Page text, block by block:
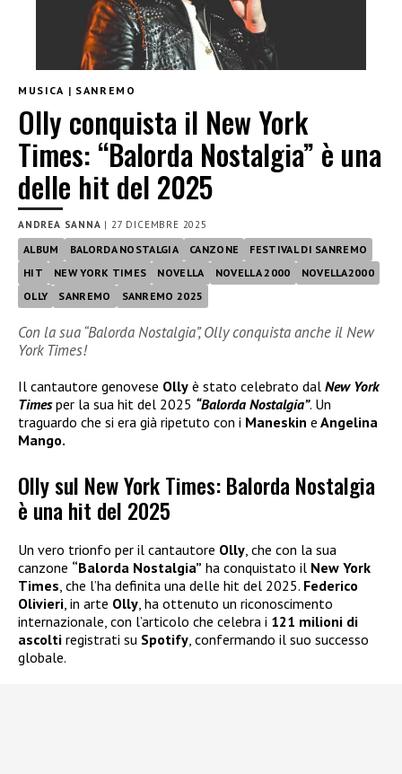
MUSICA | SANREMO
Olly conquista il New York
Times: “Balorda Nostalgia” è una
delle hit del 2025
ANDREA SANNA |27 DICEMBRE 2025
ALBUM BALORDA NOSTALGIA CANZONE
FESTIVAL DI SANREMO
HIT
NEW YORK TIMES NOVELLA NOVELLA 2000
NOVELLA2000
OLLY
SANREMO SANREMO 2025
Con la sua “Balorda Nostalgia”, Olly conquista anche il New
York Times!
Il cantautore genovese Olly è stato celebrato dal New York
Timesper la sua hit del 2025 “Balorda Nostalgia”. Un
traguardo che si era già ripetuto con i Maneskin e Angelina
Mango.
Olly sul New York Times: Balorda Nostalgia
è una hit del 2025
Un vero trionfo per il cantautore Olly, che con la sua
canzone “Balorda Nostalgia” ha conquistato il New York
Times, che l’ha definita una delle hit del 2025. Federico
Olivieri, in arte Olly, ha ottenuto un riconoscimento
internazionale, con l’articolo che celebra i 121 milioni di
ascolti registrati su Spotify, confermando il suo successo
globale.